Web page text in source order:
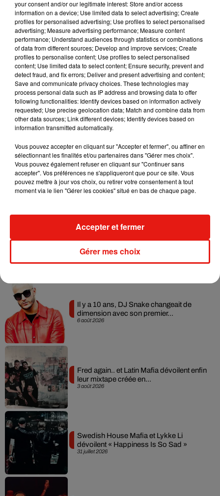
Gros dilemme moral pour ce film de procès entre enquête,
flashback et scène de prétoires :
Cet élément est masqué compte-tenu du refus du
dépôt de cookies que vous avez exprimé. Si vous
souhaitez l'afficher, merci de nous donner votre accord
en cliquant sur le bouton ci-dessous.
Afficher l'élément
Juré n°2
• De Clint Eastwood • Avec Nicholas Hoult, Toni
Colette, Zoey Deutch… • Sortie le 30 octobre 2024
Shaun of the Dead • De Edgar Wright • Avec Simon Pegg,
Nick Frost, Dylan Moran… Ressortie le 30 octobre 2024
6 août 2026
Il y a 10 ans, DJ Snake changeait de
dimension avec son premier...
3 août 2026
Fred again.. et Latin Mafia dévoilent enfin
leur mixtape créée en...
31 juillet 2026
Swedish House Mafia et Lykke Li
dévoilent « Happiness Is So Sad »
your consent and/or our legitimate interest: Store and/or access
information on a device; Use limited data to select advertising; Create
profiles for personalised advertising; Use profiles to select personalised
advertising; Measure advertising performance; Measure content
performance; Understand audiences through statistics or combinations
of data from different sources; Develop and improve services; Create
profiles to personalise content; Use profiles to select personalised
content; Use limited data to select content; Ensure security, prevent and
detect fraud, and fix errors; Deliver and present advertising and content;
Save and communicate privacy choices. These technologies may
process personal data such as IP address and browsing data to offer
following functionalities: Identify devices based on information actively
requested; Use precise geolocation data; Match and combine data from
other data sources; Link different devices; Identify devices based on
information transmitted automatically.
Vous pouvez accepter en cliquant sur "Accepter et fermer", ou affiner en
sélectionnant les finalités et/ou partenaires dans "Gérer mes choix".
Vous pouvez également refuser en cliquant sur "Continuer sans
accepter". Vos préférences ne s'appliqueront que pour ce site. Vous
pouvez mettre à jour vos choix, ou retirer votre consentement à tout
moment via le lien "Gérer les cookies" situé en bas de chaque page.
Gérer mes choix
Accepter et fermer